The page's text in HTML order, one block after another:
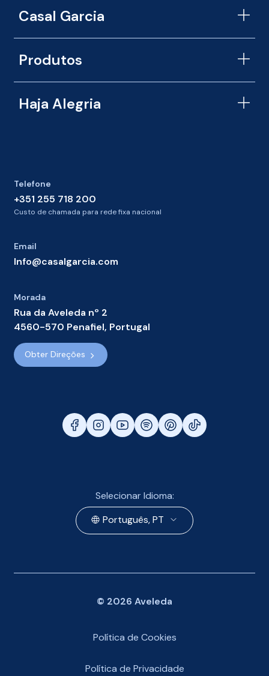
Telefone
+351 255 718 200
Custo de chamada para rede fixa nacional
Email
Info@casalgarcia.com
Morada
Rua da Aveleda nº 2
4560-570 Penafiel, Portugal
Obter Direções
Casal Garcia
Produtos
Haja Alegria
Selecionar Idioma:
Português, PT
© 2026 Aveleda
Política de Cookies
Política de Privacidade